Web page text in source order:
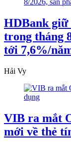
HDBank giữ
trong tháng
tới 7,6%/
Hải Vy
VIB ra mắt
mới về thẻ